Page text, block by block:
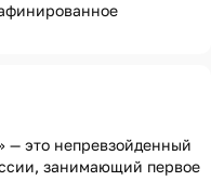
— это непревзойденный
занимающий первое